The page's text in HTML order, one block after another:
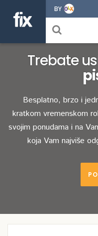
BY
Trebate
Besplatno, brzo i
kratkom vremenskom
svojim ponudama i na
koja Vam najviše